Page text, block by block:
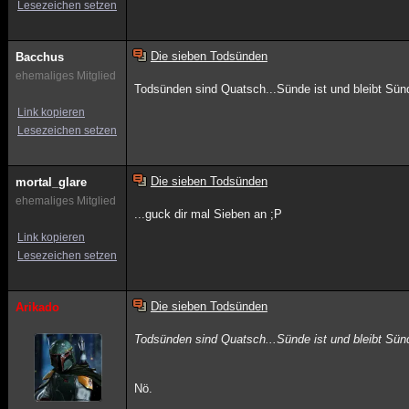
Lesezeichen setzen
Bacchus
ehemaliges Mitglied
Link kopieren
Lesezeichen setzen
Die sieben Todsünden
Todsünden sind Quatsch...Sünde ist und bleibt
mortal_glare
ehemaliges Mitglied
Link kopieren
Lesezeichen setzen
Die sieben Todsünden
...guck dir mal Sieben an ;P
Arikado Die sieben Todsünden
Todsünden sind Quatsch...Sünde ist und bleibt
Nö.